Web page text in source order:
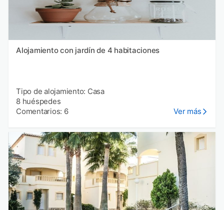
Alojamiento con jardín de 4 habitaciones
Tipo de alojamiento: Casa
8 huéspedes
Comentarios: 6
Ver más